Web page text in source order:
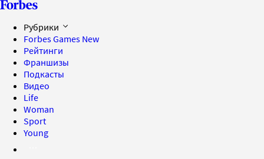
Рубрики
Forbes Games New
Рейтинги
Франшизы
Подкасты
Видео
Life
Woman
Sport
Young